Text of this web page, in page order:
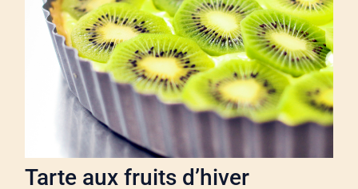
Tarte aux fruits d’hiver